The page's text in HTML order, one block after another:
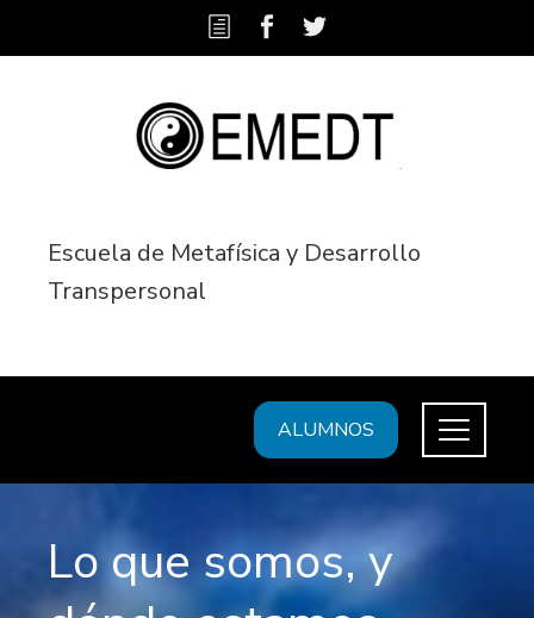
Escuela de Metafísica y Desarrollo
Transpersonal
ALUMNOS
Lo que somos, y